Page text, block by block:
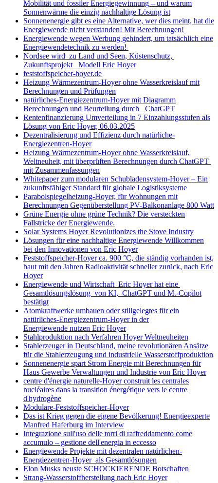
Mobilität und fossiler Energiegewinnung – und warum
Sonnenwärme die einzig nachhaltige Lösung ist
Sonnenenergie gibt es eine Alternative, wer dies meint, hat die
Energiewende nicht verstanden! Mit Berechnungen!
Energiewende wegen Werbung gehindert, um tatsächlich eine
Energiewendetechnik zu werden!
Nordsee wird zu Land und Seen, Küstenschutz,
Zukunftsprojekt Modell Eric Hoyer
feststoffspeicher-hoyer.de
Heizung Wärmezentrum-Hoyer ohne Wasserkreislauf mit
Berechnungen und Prüfungen
natürliches-Energiezentrum-Hoyer mit Diagramm
Berechnungen und Beurteilung durch ChatGPT
Rentenfinanzierung Umverteilung in 7 Einzahlungsstufen als
Lösung von Eric Hoyer, 06.03.2025
Dezentralisierung und Effizienz durch natürliche-
Energiezentren-Hoyer
Heizung Wärmezentrum-Hoyer ohne Wasserkreislauf,
Weltneuheit, mit überprüften Berechnungen durch ChatGPT
mit Zusammenfassungen
Whitepaper zum modularen Schubladensystem-Hoyer – Ein
zukunftsfähiger Standard für globale Logistiksysteme
Parabolspiegelheizung-Hoyer, für Wohnungen mit
Berechnungen Gegenüberstellung PV-Balkonanlage 800 Watt
Grüne Energie ohne grüne Technik? Die versteckten
Fallstricke der Energiewende.
Solar Systems Hoyer Revolutionizes the Stove Industry
Lösungen für eine nachhaltige Energiewende Willkommen
bei den Innovationen von Eric Hoyer
Feststoffspeicher-Hoyer ca. 900 °C, die ständig vorhanden ist,
baut mit den Jahren Radioaktivität schneller zurück, nach Eric
Hoyer
Energiewende und Wirtschaft Eric Hoyer hat eine
Gesamtlösungslösung von KI, ChatGPT und M.-Copilot
bestätigt
Atomkraftwerke umbauen oder stillgelegtes für ein
natürliches-Energiezentrum-Hoyer in der
Energiewende nutzen Eric Hoyer
Stahlproduktion nach Verfahren Hoyer Weltneuheiten
Stahlerzeuger in Deutschland, meine revolutionären Ansätze
für die Stahlerzeugung und industrielle Wasserstoffproduktion
Sonnenenergie spart Strom Energie mit Berechnungen für
Haus Gewerbe Verwaltungen und Industrie von Eric Hoyer
centre d'énergie naturelle-Hoyer construit les centrales
nucléaires dans la transition énergétique vers le centre
d'hydrogène
Modulare-Feststoffspeicher-Hoyer
Das ist Krieg gegen die eigene Bevölkerung! Energieexperte
Manfred Haferburg im Interview
Integrazione sull'uso delle torri di raffreddamento come
accumulo – gestione dell'energia in eccesso
Energiewende Projekte mit dezentralen natürlichen-
Energiezentren-Hoyer als Gesamtlösungen
Elon Musks neuste SCHOCKIERENDE Botschaften
Strang-Wasserstoffherstellung nach Eric Hoyer